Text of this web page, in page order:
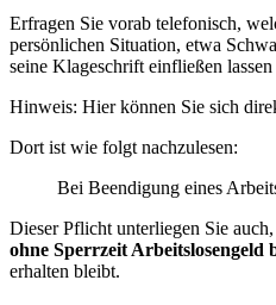
Erfragen Sie vorab telefonisch,
persönlichen Situation, etwa
seine Klageschrift einfließen lassen
Hinweis: Hier können Sie sich
Dort ist wie folgt nachzulesen:
Bei Beendigung eines
Dieser Pflicht unterliegen Sie
ohne Sperrzeit Arbeitslosengeld
erhalten bleibt.